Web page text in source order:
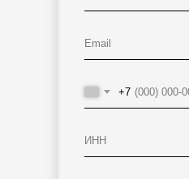
+7
Туристический сервис
РЖД Плюс